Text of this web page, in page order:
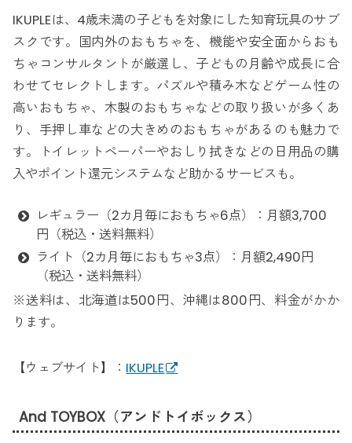
IKUPLEは、4歳未満の子どもを対象にした知育玩具のサブ
スクです。国内外のおもちゃを、機能や安全面からおも
ちゃコンサルタントが厳選し、子どもの月齢や成長に合
わせてセレクトします。パズルや積み木などゲーム性の
高いおもちゃ、木製のおもちゃなどの取り扱いが多くあ
り、手押し車などの大きめのおもちゃがあるのも魅力で
す。トイレットペーパーやおしり拭きなどの日用品の購
入やポイント還元システムなど助かるサービスも。
レギュラー（2カ月毎におもちゃ6点）：月額3,700
円（税込・送料無料）
ライト（2カ月毎におもちゃ3点）：月額2,490円
（税込・送料無料）
※送料は、北海道は500円、沖縄は800円、料金がかか
ります。
【ウェブサイト】： IKUPLE
And TOYBOX（アンドトイボックス）